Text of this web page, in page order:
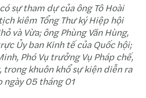
sự tham dự của ông Tô Hoài
kiêm Tổng Thư ký Hiệp hội
và Vừa; ông Phùng Văn Hùng,
Ủy ban Kinh tế của Quốc hội;
Phó Vụ trưởng Vụ Pháp chế,
trong khuôn khổ sự kiện diễn ra
ngày 05 tháng 01